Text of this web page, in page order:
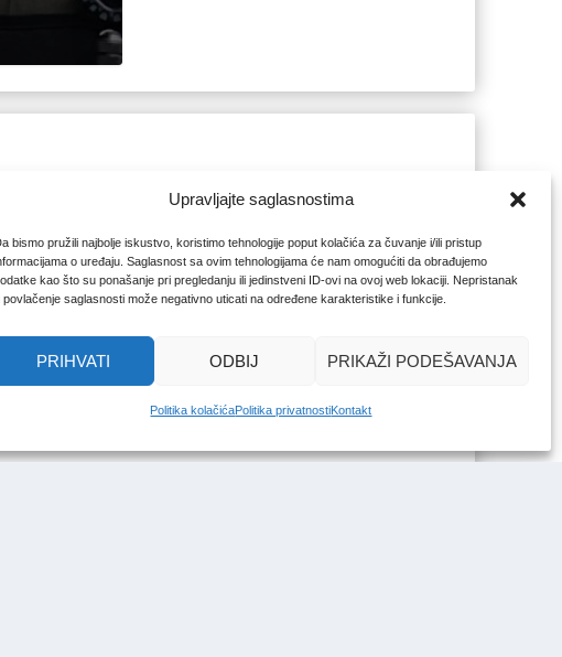
Upravljajte saglasnostima
bismo pružili najbolje iskustvo, koristimo tehnologije poput kolačića za čuvanje i/ili pristup
o uređaju. Saglasnost sa ovim tehnologijama će nam omogućiti da obrađujemo
kao što su ponašanje pri pregledanju ili jedinstveni ID-ovi na ovoj web lokaciji. Nepristanak
povlačenje saglasnosti može negativno uticati na određene karakteristike i funkcije.
PRIHVATI ODBIJ PRIKAŽI PODEŠAVANJA
Politika kolačićaPolitika privatnostiKontakt